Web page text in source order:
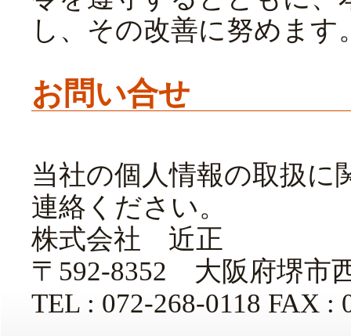
し、その改善に努めます
お問い合せ
当社の個人情報の取扱
連絡ください。
株式会社 近正
〒592-8352 大阪府堺市
TEL : 072-268-0118 FAX :